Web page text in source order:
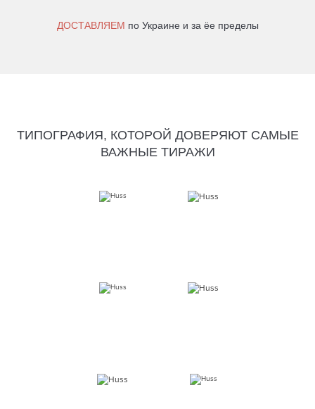
ДОСТАВЛЯЕМ по Украине и за ёе пределы
ТИПОГРАФИЯ, КОТОРОЙ ДОВЕРЯЮТ САМЫЕ
ВАЖНЫЕ ТИРАЖИ